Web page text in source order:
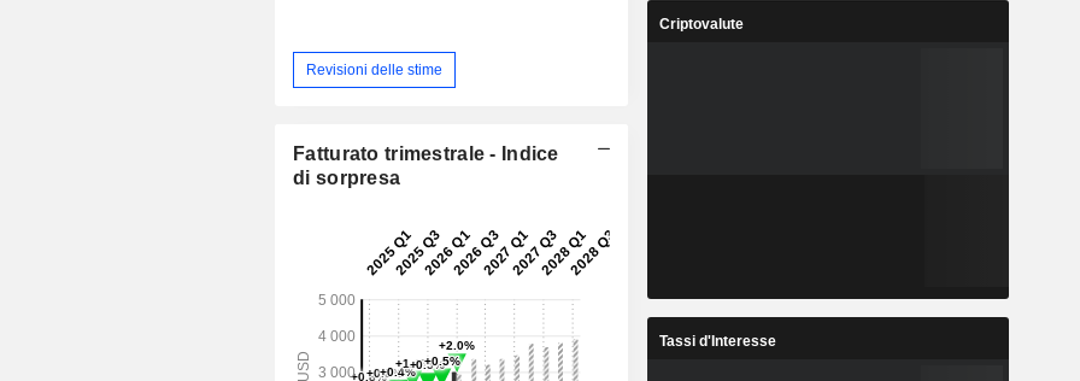
Revisioni delle stime
Fatturato trimestrale - Indice
di sorpresa
Criptovalute
Tassi d'Interesse